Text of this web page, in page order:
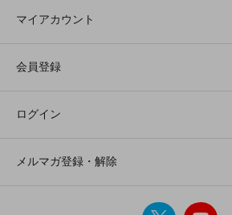
マイアカウント
会員登録
ログイン
メルマガ登録・解除